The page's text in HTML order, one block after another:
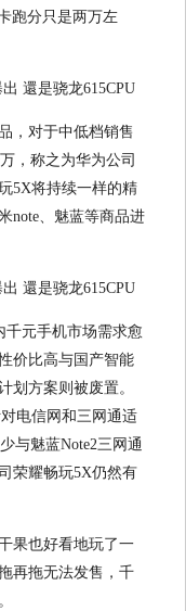
跑分只是两万左
，对于中低档销售
，称之为华为公司
5X将持续一样的精
note、魅蓝等商品进
千元手机市场需求愈
价比高与国产智能
划方案则被废置。
电信网和三网通适
与魅蓝Note2三网通
荣耀畅玩5X仍然有
果也好看地玩了一
再拖无法发售，千